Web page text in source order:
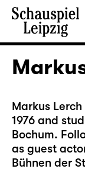
Markus
1976 and
Bochum.
as guest
Bühnen der